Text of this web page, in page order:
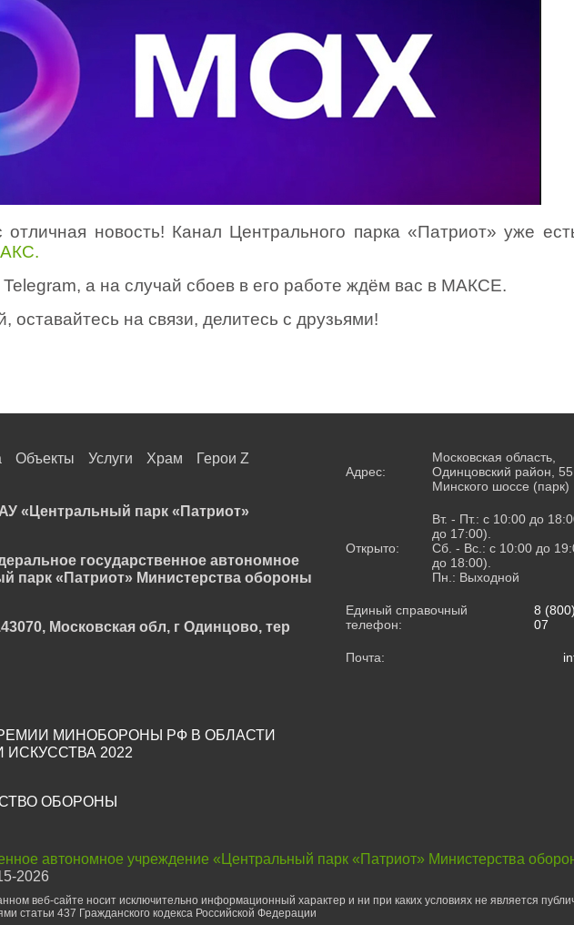
отличная новость! Канал Центрального парка «Патриот» уже
а на случай сбоев в его работе ждём вас в MAКСЕ.
оставайтесь на связи, делитесь с друзьями!
Объекты Услуги Храм
Герои Z
«Центральный парк «Патриот»
государственное автономное
парк «Патриот» Министерства обороны
Московская обл, г Одинцово, тер
Адрес:
Московская область,
Одинцовский район,
Минского шоссе (парк)
Открыто:
Вт. - Пт.: с 10:00 до
до 17:00).
Сб. - Вс.: с 10:00 до
до 18:00).
Пн.: Выходной
Единый справочный
телефон:
8
07
Почта:
МИНОБОРОНЫ РФ В ОБЛАСТИ
ИСКУССТВА 2022
ОБОРОНЫ
автономное учреждение «Центральный парк «Патриот» Министерства
2026
веб-сайте носит исключительно информационный характер и ни при каких условиях не является
статьи 437 Гражданского кодекса Российской Федерации